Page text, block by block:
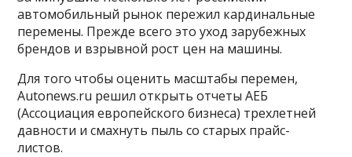
автомобильный рынок пережил кардинальные
перемены. Прежде всего это уход зарубежных
брендов и взрывной рост цен на машины.
Для того чтобы оценить масштабы перемен,
Autonews.ru решил открыть отчеты АЕБ
(Ассоциация европейского бизнеса) трехлетней
давности и смахнуть пыль со старых прайс-
листов.